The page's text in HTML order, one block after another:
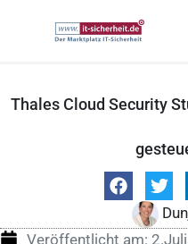
Thales Cloud Security
Veröffentlicht am: